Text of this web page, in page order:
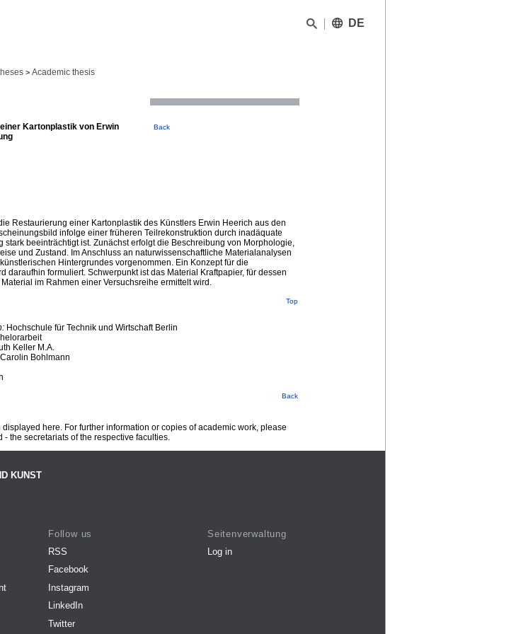
DE
> Academic thesis
Kartonplastik von Erwin
Back
Restaurierung einer Kartonplastik des Künstlers Erwin Heerich aus den
infolge einer früheren Teilrekonstruktion durch inadäquate
stark beeinträchtigt ist. Zunächst erfolgt die Beschreibung von Morphologie,
und Zustand. Im Anschluss an naturwissenschaftliche Materialanalysen
Hintergrundes vorgenommen. Ein Konzept für die
daraufhin formuliert. Schwerpunkt ist das Material Kraftpapier, für dessen
im Rahmen einer Versuchsreihe ermittelt wird.
Top
Hochschule für Technik und Wirtschaft Berlin
Keller M.A.
Carolin Bohlmann
Back
here. For further information or copies of academic work, please
the secretariats of the respective faculties.
KUNST
Follow us
RSS
Facebook
Instagram
LinkedIn
Twitter
Seitenverwaltung
Log in